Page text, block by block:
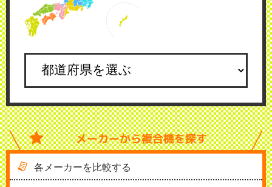
メーカーから複合機を探す
各メーカーを比較する